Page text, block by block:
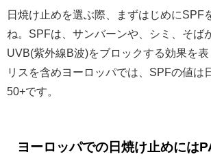
日焼け止めを選ぶ際、まずはじめにSPF
ね。SPFは、サンバーンや、シミ、そば
UVB(紫外線B波)をブロックする効果を
リスを含めヨーロッパでは、SPFの値は
50+です。
ヨーロッパでの日焼け止めには